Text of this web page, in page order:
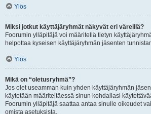
Ylös
Miksi jotkut käyttäjäryhmät näkyvät eri väreillä?
Foorumin ylläpitäjä voi määritellä tietyn
helpottaa kyseisen käyttäjäryhmän jäsenten
Ylös
Mikä on “oletusryhmä”?
Jos olet useamman kuin yhden käyttäjäryhmän
käytetään määriteltäessä sinun kohdallasi
Foorumin ylläpitäjä saattaa antaa sinulle oikeudet
omista asetuksista.